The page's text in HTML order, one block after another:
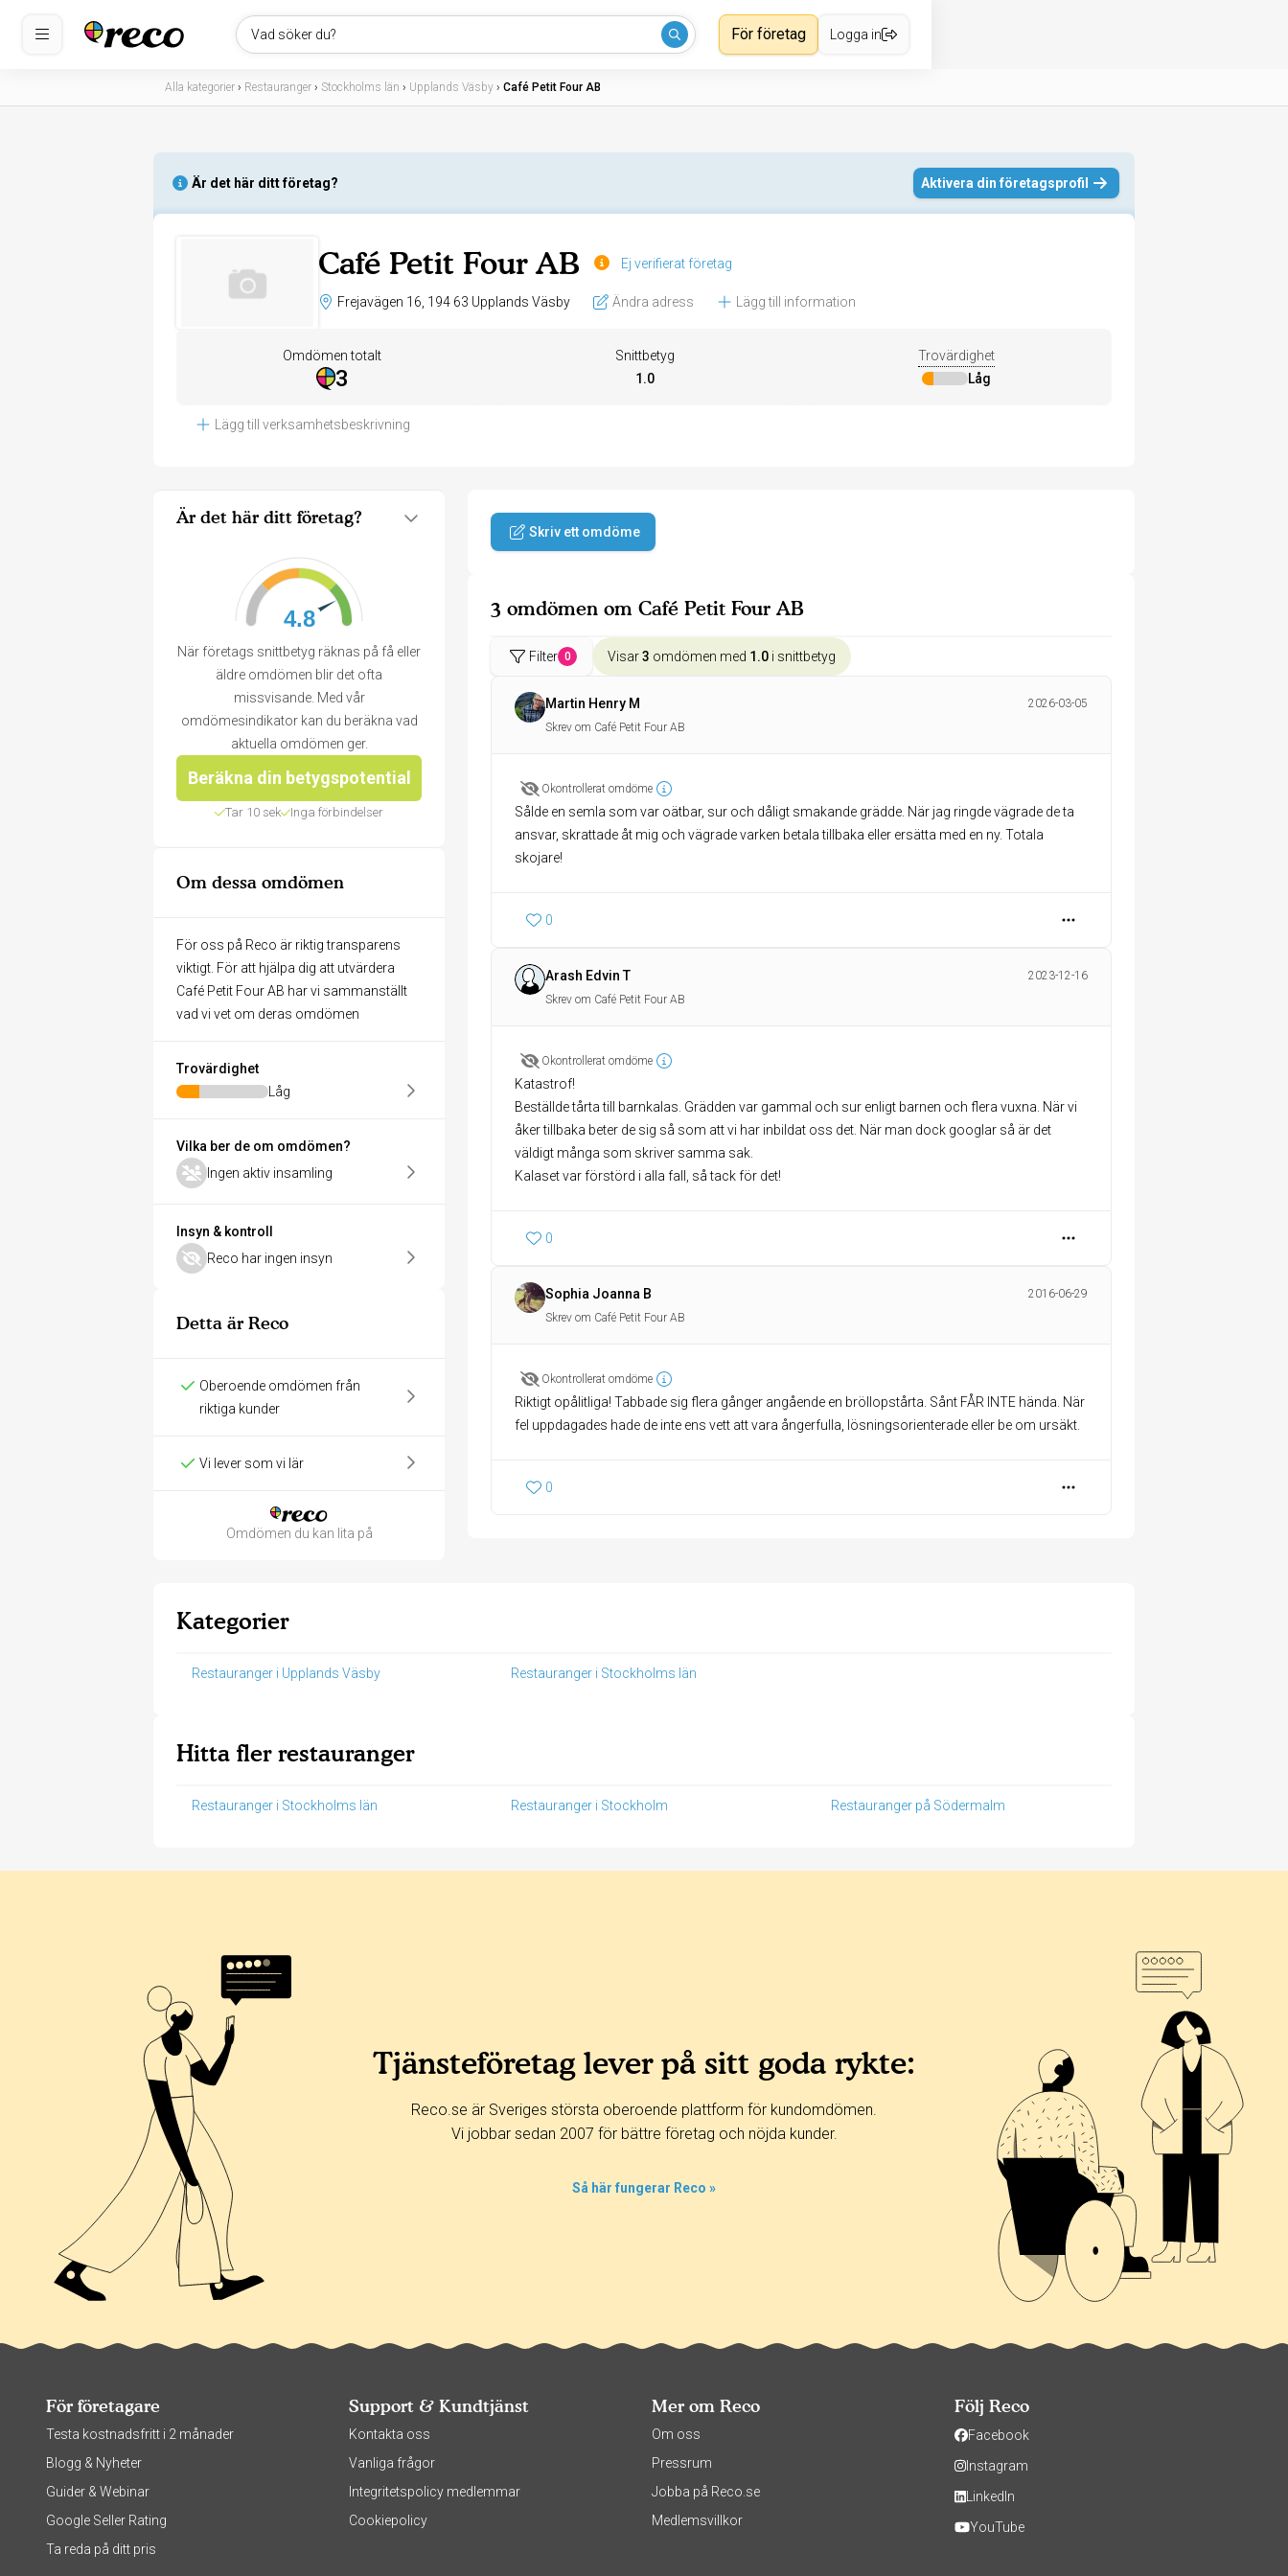
Vad söker du? För företag Logga in
Alla kategorier › Restauranger › Stockholms län › Upplands Väsby › Café Petit Four AB
Är det här ditt företag? Aktivera din företagsprofil
Café Petit Four AB Ej verifierat företag
Frejavägen 16, 194 63 Upplands Väsby Ändra adress Lägg till information
Omdömen totalt
3
Snittbetyg
1.0
Trovärdighet
Låg
Lägg till verksamhetsbeskrivning
Är det här ditt företag?
4.8
När företags snittbetyg räknas på få eller
äldre omdömen blir det ofta
missvisande. Med vår
omdömesindikator kan du beräkna vad
aktuella omdömen ger.
Beräkna din betygspotential
Tar 10 sek Inga förbindelser
Om dessa omdömen
För oss på Reco är riktig transparens
viktigt. För att hjälpa dig att utvärdera
Café Petit Four AB har vi sammanställt
vad vi vet om deras omdömen
Trovärdighet
Låg
Vilka ber de om omdömen?
Ingen aktiv insamling
Insyn & kontroll
Reco har ingen insyn
Detta är Reco
Oberoende omdömen från
riktiga kunder
Vi lever som vi lär
Omdömen du kan lita på
Skriv ett omdöme
3 omdömen om Café Petit Four AB
Filter 0 Visar3 omdömen med 1.0 i snittbetyg
Martin Henry M
2026-03-05
Skrev om Café Petit Four AB
Okontrollerat omdöme
Sålde en semla som var oätbar, sur och dåligt smakande grädde. När jag ringde vägrade de ta
ansvar, skrattade åt mig och vägrade varken betala tillbaka eller ersätta med en ny. Totala
skojare!
0
Arash Edvin T
2023-12-16
Skrev om Café Petit Four AB
Okontrollerat omdöme
Katastrof!
Beställde tårta till barnkalas. Grädden var gammal och sur enligt barnen och flera vuxna. När vi
åker tillbaka beter de sig så som att vi har inbildat oss det. När man dock googlar så är det
väldigt många som skriver samma sak.
Kalaset var förstörd i alla fall, så tack för det!
0
Sophia Joanna B
2016-06-29
Skrev om Café Petit Four AB
Okontrollerat omdöme
Riktigt opålitliga! Tabbade sig flera gånger angående en bröllopstårta. Sånt FÅR INTE hända. När
fel uppdagades hade de inte ens vett att vara ångerfulla, lösningsorienterade eller be om ursäkt.
0
Kategorier
Restauranger i Upplands Väsby Restauranger i Stockholms län
Hitta fler restauranger
Restauranger i Stockholms län Restauranger i Stockholm Restauranger på Södermalm
365 dagar 90 dagar
30 dagar
Tjänsteföretag lever på sitt goda rykte:
Reco.se är Sveriges största oberoende plattform för kundomdömen.
Vi jobbar sedan 2007 för bättre företag och nöjda kunder.
Så här fungerar Reco »
För företagare
Testa kostnadsfritt i 2 månader
Blogg & Nyheter
Guider & Webinar
Google Seller Rating
Ta reda på ditt pris
Support & Kundtjänst
Kontakta oss
Vanliga frågor
Integritetspolicy medlemmar
Cookiepolicy
Mer om Reco
Om oss
Pressrum
Jobba på Reco.se
Medlemsvillkor
Följ Reco
Facebook
Instagram
LinkedIn
YouTube